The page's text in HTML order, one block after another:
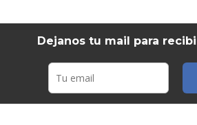
Dejanos tu mail para